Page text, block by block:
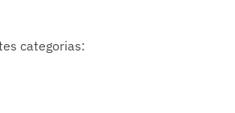
categorias: